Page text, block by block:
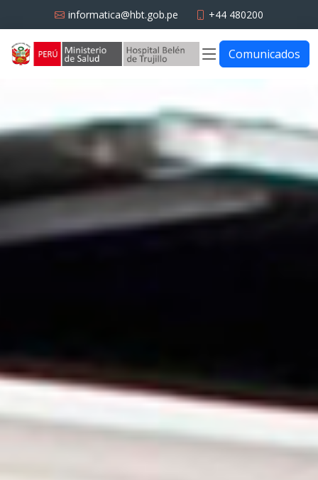
informatica@hbt.gob.pe +44 480200
Comunicados